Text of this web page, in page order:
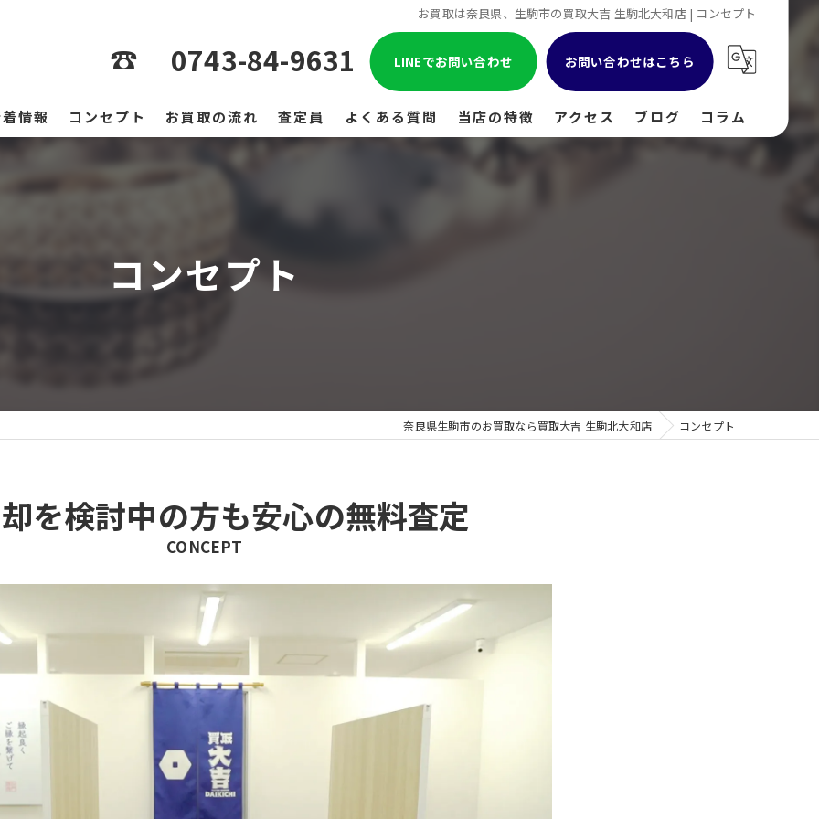
お買取は奈良県、生駒市の買取大吉 生駒北大和店 | コンセプト
0743-84-9631 LINEでお問い合わせ お問い合わせはこちら
情報 コンセプト お買取の流れ 査定員 よくある質問 当店の特徴 アクセス ブログ コラム
コンセプト
奈良県生駒市のお買取なら買取大吉 生駒北大和店 コンセプト
を検討中の方も安心の無料査定
CONCEPT